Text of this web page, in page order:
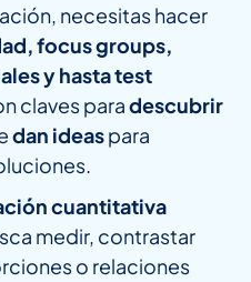
necesitas hacer
focus groups,
y hasta test
claves paradescubrir
dan ideaspara
cuantitativa
medir, contrastar
o relaciones